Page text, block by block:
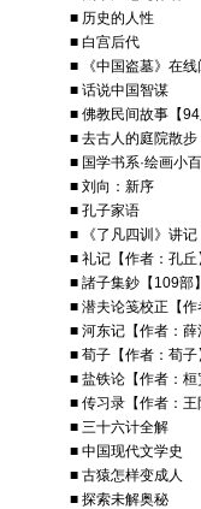
■ 历史的人性
■ 白宫后代
■ 《中国盗墓》在线
■ 话说中国智谋
■ 佛教民间故事【
■ 去古人的庭院散步
■ 国学书系·绘画小
■ 刘向：新序
■ 孔子家语
■ 《了凡四训》讲记
■ 礼记【作者：孔丘
■ 諸子集鈔【109部
■ 潜夫论笺校正【
■ 河东记【作者：薛
■ 荀子【作者：荀子
■ 盐铁论【作者：桓
■ 传习录【作者：王
■ 三十六计全解
■ 中国现代文学史
■ 古猿怎样变成人
■ 探索未解奥秘